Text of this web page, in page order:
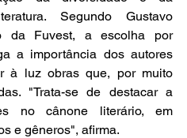
Segundo Gustavo
da Fuvest, a escolha por
a importância dos autores
à luz obras que, por muito
"Trata-se de destacar a
no cânone literário, em
e gêneros", afirma.